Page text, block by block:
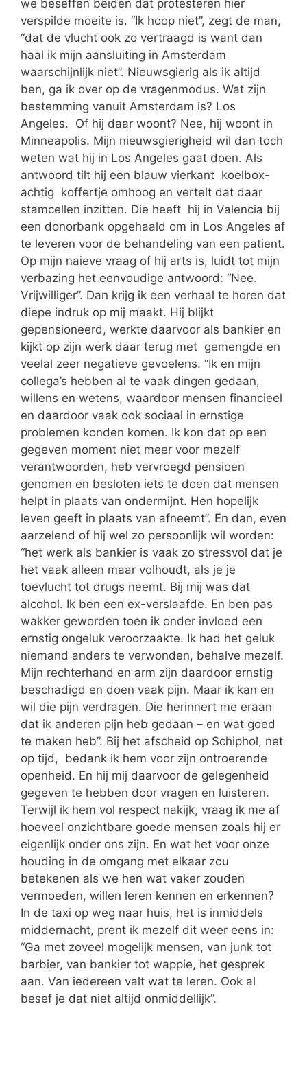
we beseffen beiden dat protesteren hier
verspilde moeite is. “Ik hoop niet”, zegt de man,
“dat de vlucht ook zo vertraagd is want dan
haal ik mijn aansluiting in Amsterdam
waarschijnlijk niet”. Nieuwsgierig als ik altijd
ben, ga ik over op de vragenmodus. Wat zijn
bestemming vanuit Amsterdam is? Los
Angeles. Of hij daar woont? Nee, hij woont in
Minneapolis. Mijn nieuwsgierigheid wil dan toch
weten wat hij in Los Angeles gaat doen. Als
antwoord tilt hij een blauw vierkant koelbox-
achtig koffertje omhoog en vertelt dat daar
stamcellen inzitten. Die heeft hij in Valencia bij
een donorbank opgehaald om in Los Angeles af
te leveren voor de behandeling van een patient.
Op mijn naieve vraag of hij arts is, luidt tot mijn
verbazing het eenvoudige antwoord: “Nee.
Vrijwilliger”. Dan krijg ik een verhaal te horen dat
diepe indruk op mij maakt. Hij blijkt
gepensioneerd, werkte daarvoor als bankier en
kijkt op zijn werk daar terug met gemengde en
veelal zeer negatieve gevoelens. “Ik en mijn
collega’s hebben al te vaak dingen gedaan,
willens en wetens, waardoor mensen financieel
en daardoor vaak ook sociaal in ernstige
problemen konden komen. Ik kon dat op een
gegeven moment niet meer voor mezelf
verantwoorden, heb vervroegd pensioen
genomen en besloten iets te doen dat mensen
helpt in plaats van ondermijnt. Hen hopelijk
leven geeft in plaats van afneemt”. En dan, even
aarzelend of hij wel zo persoonlijk wil worden:
“het werk als bankier is vaak zo stressvol dat je
het vaak alleen maar volhoudt, als je je
toevlucht tot drugs neemt. Bij mij was dat
alcohol. Ik ben een ex-verslaafde. En ben pas
wakker geworden toen ik onder invloed een
ernstig ongeluk veroorzaakte. Ik had het geluk
niemand anders te verwonden, behalve mezelf.
Mijn rechterhand en arm zijn daardoor ernstig
beschadigd en doen vaak pijn. Maar ik kan en
wil die pijn verdragen. Die herinnert me eraan
dat ik anderen pijn heb gedaan – en wat goed
te maken heb”. Bij het afscheid op Schiphol, net
op tijd, bedank ik hem voor zijn ontroerende
openheid. En hij mij daarvoor de gelegenheid
gegeven te hebben door vragen en luisteren.
Terwijl ik hem vol respect nakijk, vraag ik me af
hoeveel onzichtbare goede mensen zoals hij er
eigenlijk onder ons zijn. En wat het voor onze
houding in de omgang met elkaar zou
betekenen als we hen wat vaker zouden
vermoeden, willen leren kennen en erkennen?
In de taxi op weg naar huis, het is inmiddels
middernacht, prent ik mezelf dit weer eens in:
‘‘Ga met zoveel mogelijk mensen, van junk tot
barbier, van bankier tot wappie, het gesprek
aan. Van iedereen valt wat te leren. Ook al
besef je dat niet altijd onmiddellijk”.